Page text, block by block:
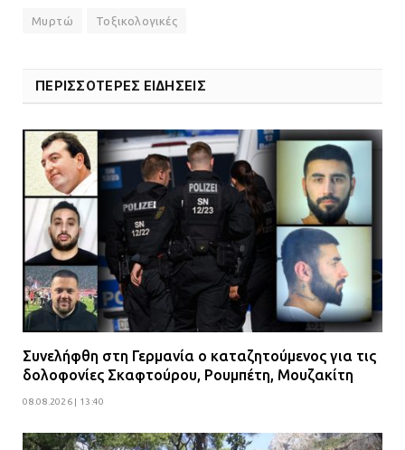
Μυρτώ Τοξικολογικές
ΠΕΡΙΣΣΟΤΕΡΕΣ ΕΙΔΗΣΕΙΣ
Συνελήφθη στη Γερμανία ο καταζητούμενος για τις
δολοφονίες Σκαφτούρου, Ρουμπέτη, Μουζακίτη
08.08.2026 | 13:40